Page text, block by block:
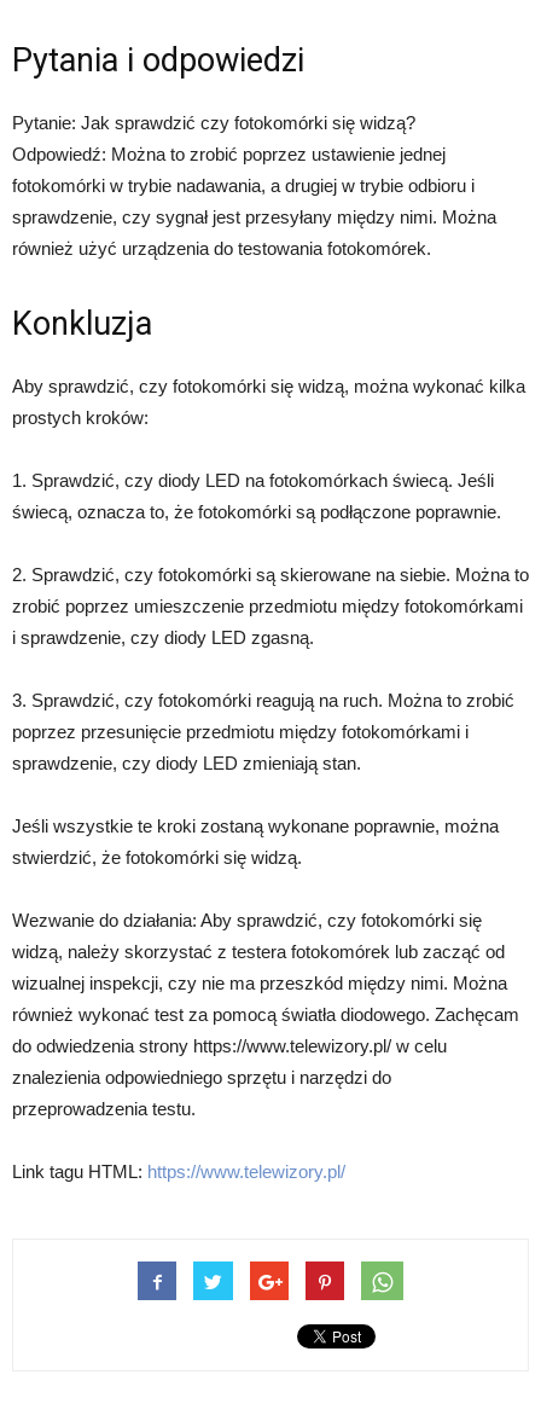
Pytania i odpowiedzi
Pytanie: Jak sprawdzić czy fotokomórki się widzą?
Odpowiedź: Można to zrobić poprzez ustawienie jednej
fotokomórki w trybie nadawania, a drugiej w trybie odbioru i
sprawdzenie, czy sygnał jest przesyłany między nimi. Można
również użyć urządzenia do testowania fotokomórek.
Konkluzja
Aby sprawdzić, czy fotokomórki się widzą, można wykonać kilka
prostych kroków:
1. Sprawdzić, czy diody LED na fotokomórkach świecą. Jeśli
świecą, oznacza to, że fotokomórki są podłączone poprawnie.
2. Sprawdzić, czy fotokomórki są skierowane na siebie. Można to
zrobić poprzez umieszczenie przedmiotu między fotokomórkami
i sprawdzenie, czy diody LED zgasną.
3. Sprawdzić, czy fotokomórki reagują na ruch. Można to zrobić
poprzez przesunięcie przedmiotu między fotokomórkami i
sprawdzenie, czy diody LED zmieniają stan.
Jeśli wszystkie te kroki zostaną wykonane poprawnie, można
stwierdzić, że fotokomórki się widzą.
Wezwanie do działania: Aby sprawdzić, czy fotokomórki się
widzą, należy skorzystać z testera fotokomórek lub zacząć od
wizualnej inspekcji, czy nie ma przeszkód między nimi. Można
również wykonać test za pomocą światła diodowego. Zachęcam
do odwiedzenia strony https://www.telewizory.pl/ w celu
znalezienia odpowiedniego sprzętu i narzędzi do
przeprowadzenia testu.
Link tagu HTML: https://www.telewizory.pl/